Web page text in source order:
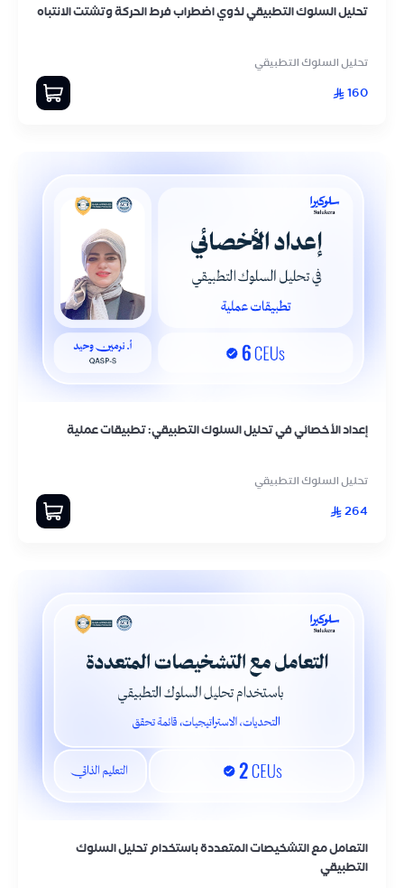
تحليل السلوك التطبيقي لذوي اضطراب فرط الحركة وتشتت الانتباه
تحليل السلوك التطبيقي
160
إعداد الأخصائي في تحليل السلوك التطبيقي: تطبيقات عملية
تحليل السلوك التطبيقي
264
التعامل مع التشخيصات المتعددة باستخدام تحليل السلوك
التطبيقي